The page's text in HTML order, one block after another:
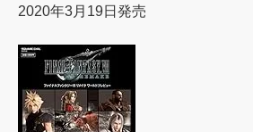
2020年3月19日発売